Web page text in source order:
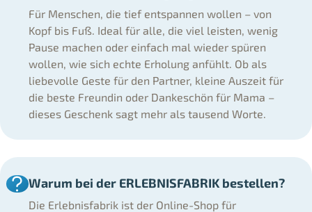
Für Menschen, die tief entspannen wollen – von
Kopf bis Fuß. Ideal für alle, die viel leisten, wenig
Pause machen oder einfach mal wieder spüren
wollen, wie sich echte Erholung anfühlt. Ob als
liebevolle Geste für den Partner, kleine Auszeit für
die beste Freundin oder Dankeschön für Mama –
dieses Geschenk sagt mehr als tausend Worte.
Warum bei der ERLEBNISFABRIK bestellen?
Die Erlebnisfabrik ist der Online-Shop für